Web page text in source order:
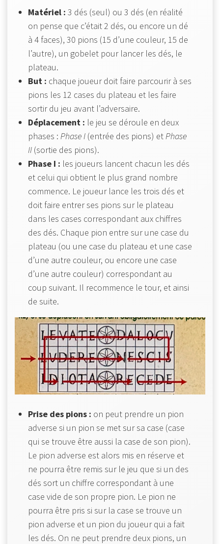
Matériel : 3 dés (seul) ou 3 dés (en réalité
on pense que c’était 2 dés, ou encore un dé
à 4 faces), 30 pions (15 d’une couleur, 15 de
l’autre), un gobelet pour lancer les dés, le
plateau.
But : chaque joueur doit faire parcourir à ses
pions les 12 cases du plateau et les faire
sortir du jeu avant l’adversaire.
Déplacement : le jeu se déroule en deux
phases : Phase I (entrée des pions) et Phase
II (sortie des pions).
Phase I : les joueurs lancent chacun les dés
et celui qui obtient le plus grand nombre
commence. Le joueur lance les trois dés et
doit faire entrer ses pions sur le plateau
dans les cases correspondant aux chiffres
des dés. Chaque pion entre sur une case du
plateau (ou une case du plateau et une case
d’une autre couleur, ou encore une case
d’une autre couleur) correspondant au
coup suivant. Il recommence le tour, et ainsi
de suite.
Prise des pions : on peut prendre un pion
adverse si un pion se met sur sa case (case
qui se trouve être aussi la case de son pion).
Le pion adverse est alors mis en réserve et
ne pourra être remis sur le jeu que si un des
dés sort un chiffre correspondant à une
case vide de son propre pion. Le pion ne
pourra être pris si sur la case se trouve un
pion adverse et un pion du joueur qui a fait
les dés. On ne peut prendre deux pions, un